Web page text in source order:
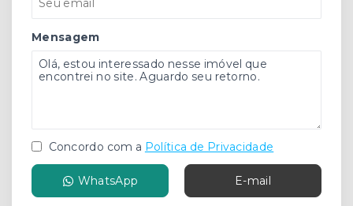
Mensagem
Concordo com a Política de Privacidade
WhatsApp E-mail